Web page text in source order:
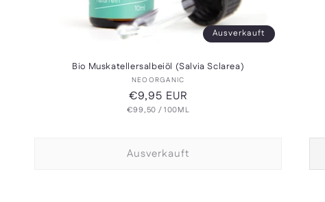
Ausverkauft
Bio Muskatellersalbeiöl (Salvia Sclarea)
Anbieter:
NEOORGANIC
Normaler
Preis
€9,95 EUR
GRUNDPREIS
€99,50 /PRO
100ML
Ausverkauft